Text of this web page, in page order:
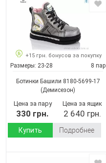
+15 грн. бонусов за покупку
Размеры: 23-28 8 пар
Ботинки Башили 8180-5699-17
(Демисезон)
Цена за пару
330 грн.
Цена за ящик
2 640 грн.
Купить Подробнее